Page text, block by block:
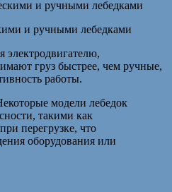
и ручными лебедками
электродвигателю,
груз быстрее, чем ручные,
работы.
модели лебедок
такими как
перегрузке, что
оборудования или